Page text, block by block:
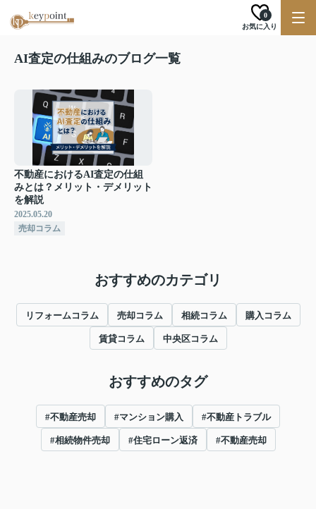
お気に入り
0
AI査定の仕組みのブログ一覧
不動産におけるAI査定の仕組
みとは？メリット・デメリット
を解説
2025.05.20
売却コラム
おすすめのカテゴリ
リフォームコラム 売却コラム 相続コラム 購入コラム
賃貸コラム 中央区コラム
おすすめのタグ
#不動産売却 #マンション購入 #不動産トラブル
#相続物件売却 #住宅ローン返済 #不動産売却